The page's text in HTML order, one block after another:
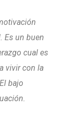
Es un buen
cual es
vivir con la
bajo